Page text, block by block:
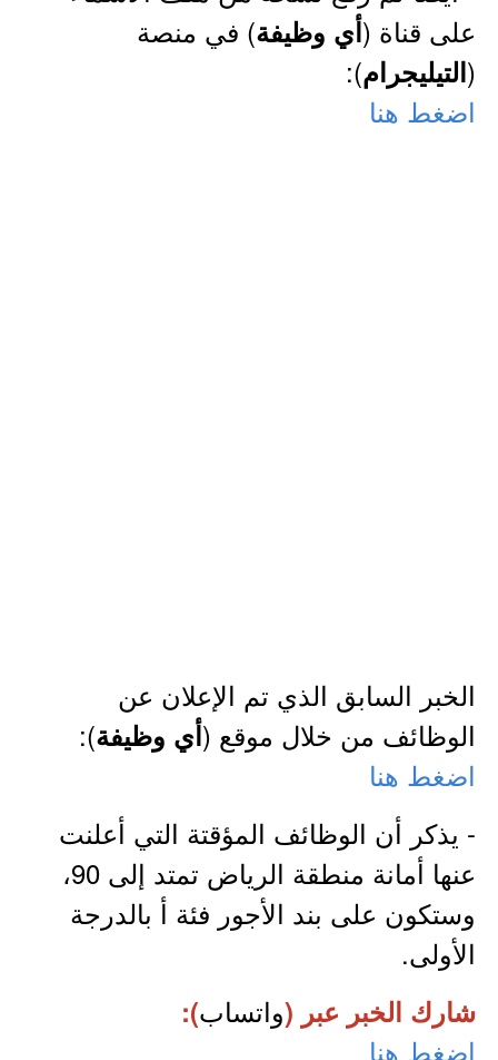
على قناة (أي وظيفة) في منصة
(التيليجرام):
اضغط هنا
الخبر السابق الذي تم الإعلان عن
الوظائف من خلال موقع (أي وظيفة):
اضغط هنا
- يذكر أن الوظائف المؤقتة التي أعلنت
عنها أمانة منطقة الرياض تمتد إلى 90،
وستكون على بند الأجور فئة أ بالدرجة
الأولى.
شارك الخبر عبر (واتساب):
اضغط هنا